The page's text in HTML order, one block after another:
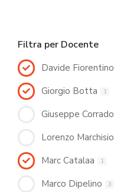
Filtra per Docente
Davide Fiorentino
Giorgio Botta 1
Giuseppe Corrado
Lorenzo Marchisio
Marc Catalaa 1
Marco Dipelino 3